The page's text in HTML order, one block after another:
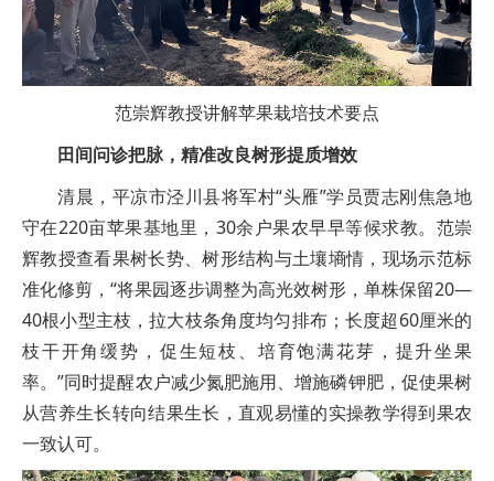
范崇辉教授讲解苹果栽培技术要点
田间问诊把脉，精准改良树形提质增效
清晨，平凉市泾川县将军村“头雁”学员贾志刚焦急地
守在220亩苹果基地里，30余户果农早早等候求教。范崇
辉教授查看果树长势、树形结构与土壤墒情，现场示范标
准化修剪，“将果园逐步调整为高光效树形，单株保留20—
40根小型主枝，拉大枝条角度均匀排布；长度超60厘米的
枝干开角缓势，促生短枝、培育饱满花芽，提升坐果
率。”同时提醒农户减少氮肥施用、增施磷钾肥，促使果树
从营养生长转向结果生长，直观易懂的实操教学得到果农
一致认可。